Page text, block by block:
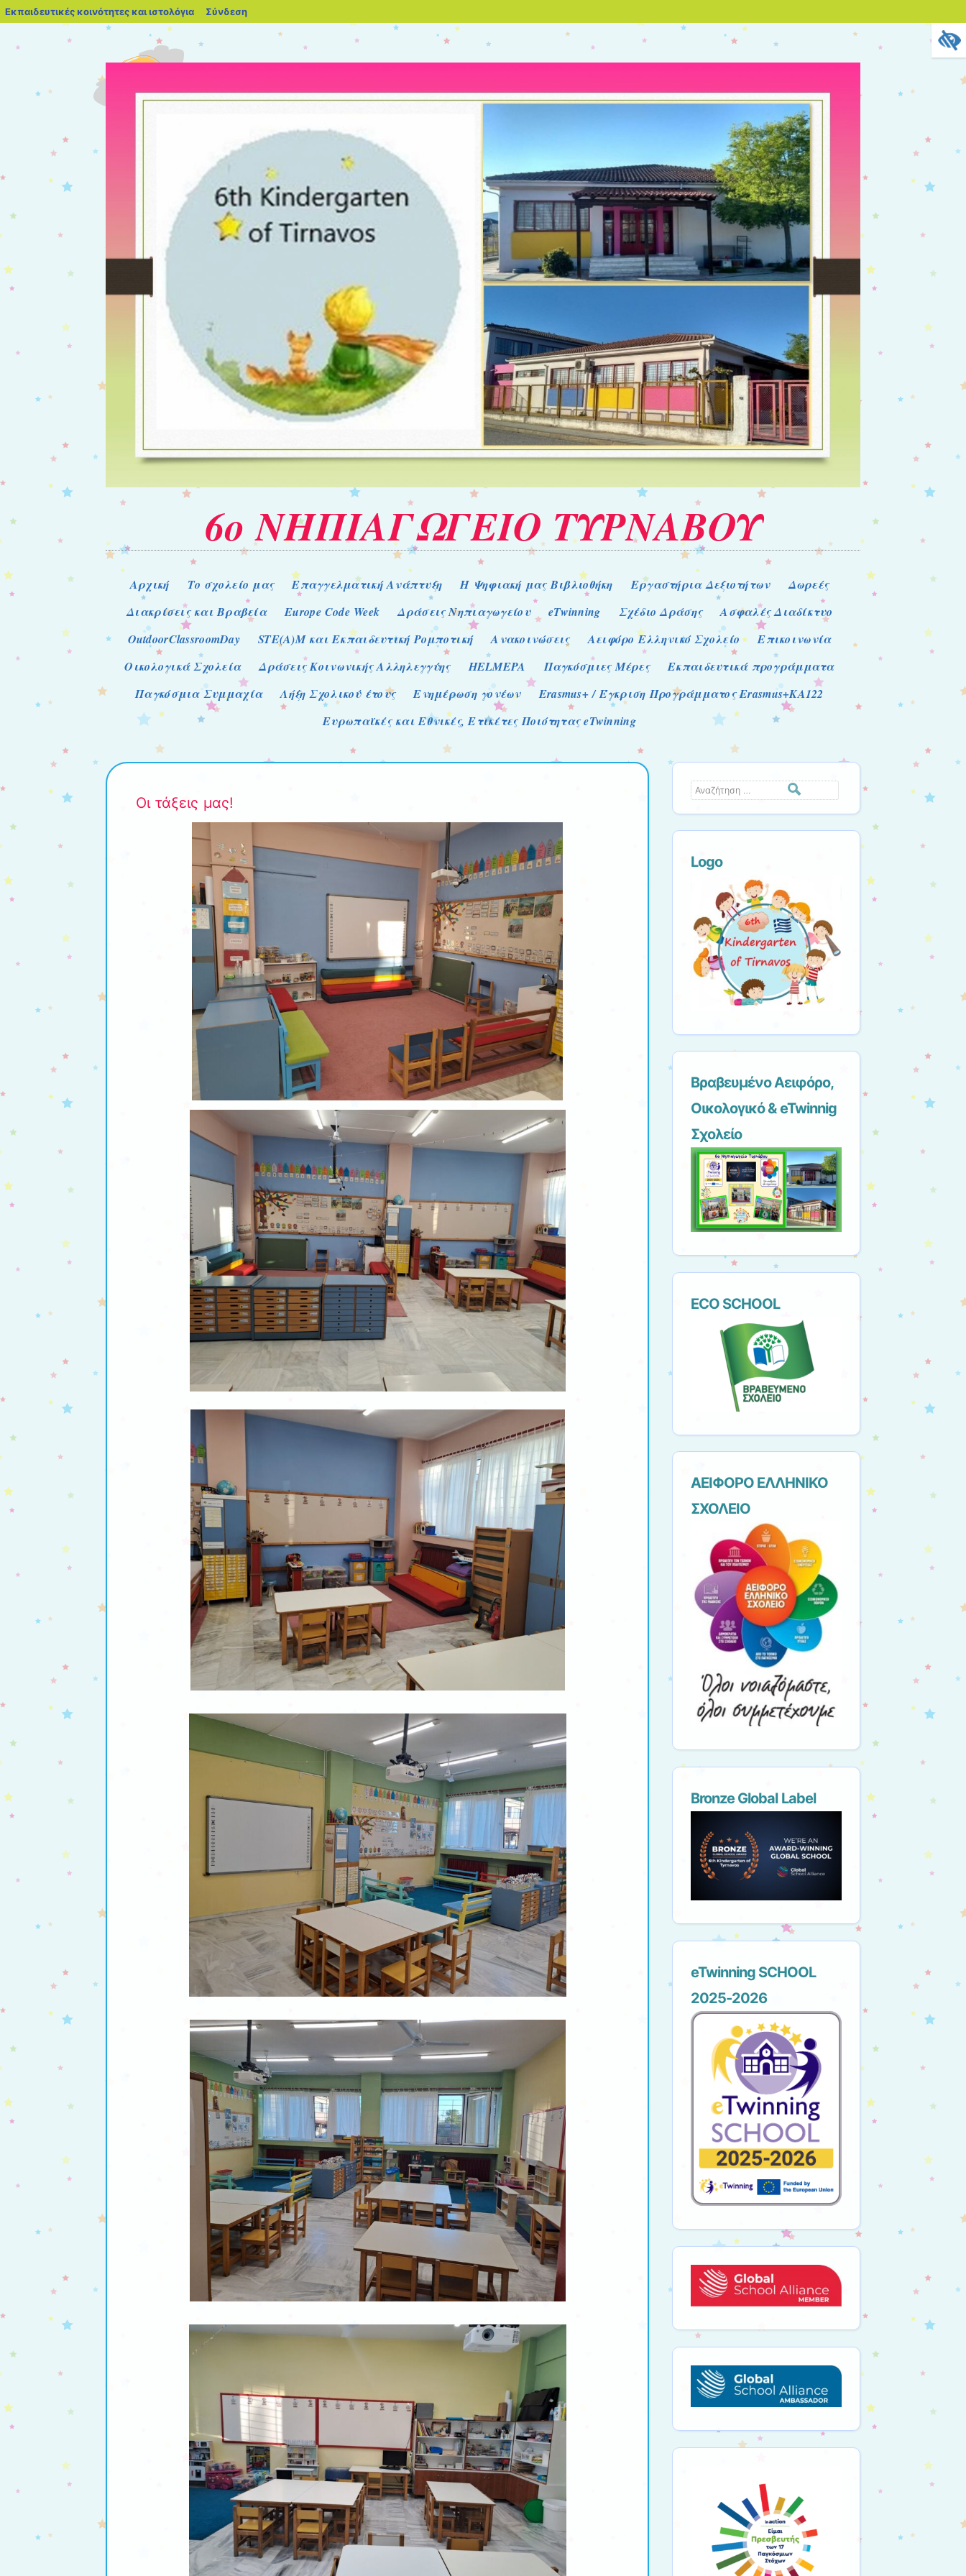
Εκπαιδευτικές κοινότητες και ιστολόγια blogs.sch.gr
Σύνδεση
6ο ΝΗΠΙΑΓΩΓΕΙΟ ΤΥΡΝΑΒΟΥ
Μενού
Μετάβαση στο περιεχόμενο
Αρχική Το σχολείο μας Επαγγελματική Ανάπτυξη Η Ψηφιακή μας Βιβλιοθήκη Εργαστήρια Δεξιοτήτων
Δωρεές
Διακρίσεις και Βραβεία
Europe Code Week Δράσεις Νηπιαγωγείου eTwinning Σχέδιο Δράσης
Ασφαλές Διαδίκτυο
OutdoorClassroomDay
STE(A)M και Εκπαιδευτική Ρομποτική Ανακοινώσεις Αειφόρο Ελληνικό Σχολείο
Επικοινωνία
Οικολογικά Σχολεία
Δράσεις Κοινωνικής Αλληλεγγύης HELMEPA Παγκόσμιες Μέρες
Εκπαιδευτικά προγράμματα
Παγκόσμια Συμμαχία
Λήξη Σχολικού έτους Ενημέρωση γονέων
Erasmus+ / Έγκριση Προγράμματος Erasmus+KA122
Ευρωπαϊκές και Εθνικές, Ετικέτες Ποιότητας eTwinning
Οι τάξεις μας!
Αναζήτηση
Logo
Βραβευμένο Αειφόρο,
Οικολογικό & eTwinnig
Σχολείο
ECO SCHOOL
ΑΕΙΦΟΡΟ ΕΛΛΗΝΙΚΟ
ΣΧΟΛΕΙΟ
Bronze Global Label
eTwinning SCHOOL
2025-2026